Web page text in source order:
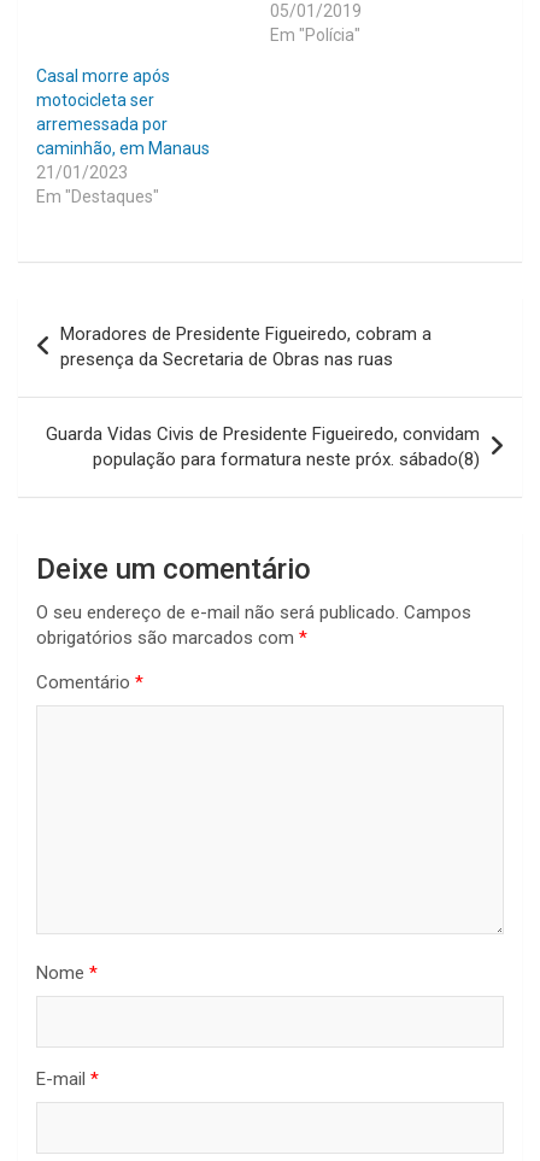
05/01/2019
Em "Polícia"
Casal morre após
motocicleta ser
arremessada por
caminhão, em Manaus
21/01/2023
Em "Destaques"
de
Post
Moradores de Presidente Figueiredo, cobram a
presença da Secretaria de Obras nas ruas
Guarda Vidas Civis de Presidente Figueiredo, convidam
população para formatura neste próx. sábado(8)
Deixe um comentário
O seu endereço de e-mail não será publicado. Campos
obrigatórios são marcados com *
Comentário *
Nome *
E-mail *